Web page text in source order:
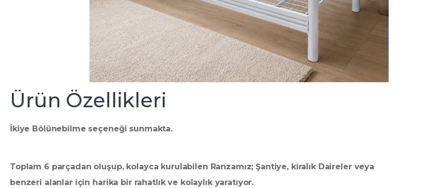
Ürün Özellikleri
İkiye Bölünebilme seçeneği sunmakta.
Toplam 6 parçadan oluşup, kolayca kurulabilen Ranzamız; Şantiye, kiralık Daireler veya
benzeri alanlar için harika bir rahatlık ve kolaylık yaratıyor.